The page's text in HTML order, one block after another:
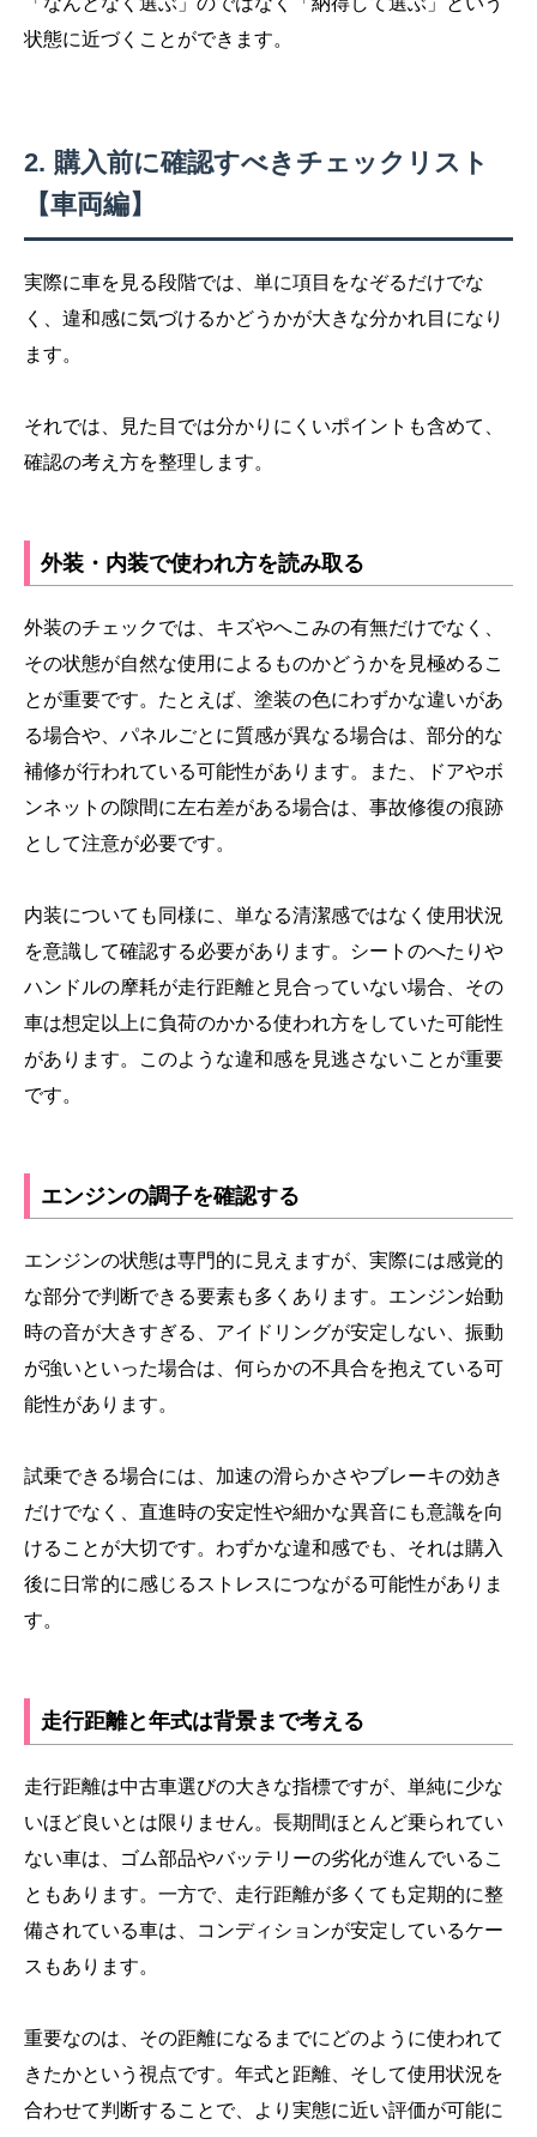
状態に近づくことができます。
購入前に確認すべきチェックリスト
【車両編】
実際に車を見る段階では、単に項目をなぞるだけでな
く、違和感に気づけるかどうかが大きな分かれ目になり
ます。
それでは、見た目では分かりにくいポイントも含めて、
確認の考え方を整理します。
外装・内装で使われ方を読み取る
外装のチェックでは、キズやへこみの有無だけでなく、
その状態が自然な使用によるものかどうかを見極めるこ
とが重要です。たとえば、塗装の色にわずかな違いがあ
る場合や、パネルごとに質感が異なる場合は、部分的な
補修が行われている可能性があります。また、ドアやボ
ンネットの隙間に左右差がある場合は、事故修復の痕跡
として注意が必要です。
内装についても同様に、単なる清潔感ではなく使用状況
を意識して確認する必要があります。シートのへたりや
ハンドルの摩耗が走行距離と見合っていない場合、その
車は想定以上に負荷のかかる使われ方をしていた可能性
があります。このような違和感を見逃さないことが重要
です。
エンジンの調子を確認する
エンジンの状態は専門的に見えますが、実際には感覚的
な部分で判断できる要素も多くあります。エンジン始動
時の音が大きすぎる、アイドリングが安定しない、振動
が強いといった場合は、何らかの不具合を抱えている可
能性があります。
試乗できる場合には、加速の滑らかさやブレーキの効き
だけでなく、直進時の安定性や細かな異音にも意識を向
けることが大切です。わずかな違和感でも、それは購入
後に日常的に感じるストレスにつながる可能性がありま
す。
走行距離と年式は背景まで考える
走行距離は中古車選びの大きな指標ですが、単純に少な
いほど良いとは限りません。長期間ほとんど乗られてい
ない車は、ゴム部品やバッテリーの劣化が進んでいるこ
ともあります。一方で、走行距離が多くても定期的に整
備されている車は、コンディションが安定しているケー
スもあります。
重要なのは、その距離になるまでにどのように使われて
きたかという視点です。年式と距離、そして使用状況を
合わせて判断することで、より実態に近い評価が可能に